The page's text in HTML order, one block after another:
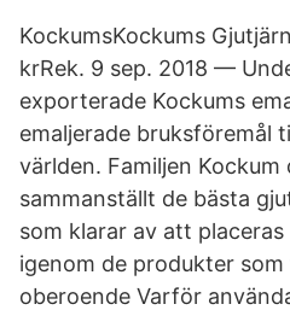
KockumsKockums
krRek. 9 sep. 2018 —
exporterade Kockums
emaljerade bruksföremål
världen. Familjen
sammanställt de bästa
som klarar av att
igenom de produkter
oberoende ‎Varför